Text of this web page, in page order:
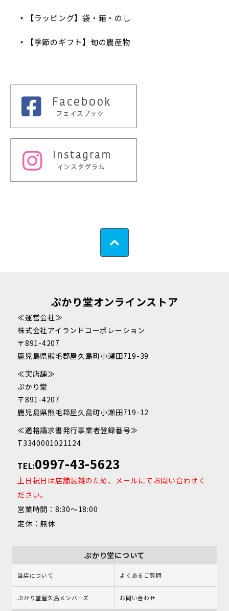
【ラッピング】袋・箱・のし
【季節のギフト】旬の農産物
ぷかり堂オンラインストア
≪運営会社≫
株式会社アイランドコーポレーション
〒891-4207
鹿児島県熊毛郡屋久島町小瀬田719-39
≪実店舗≫
ぷかり堂
〒891-4207
鹿児島県熊毛郡屋久島町小瀬田719-12
≪適格請求書発行事業者登録番号≫
T3340001021124
TEL:0997-43-5623
土日祝日は店舗混雑のため、メールにてお問い合わせく
ださい。
営業時間：8:30～18:00
定休：無休
ぷかり堂について
当店について よくあるご質問
ぷかり堂屋久島メンバーズ お問い合わせ